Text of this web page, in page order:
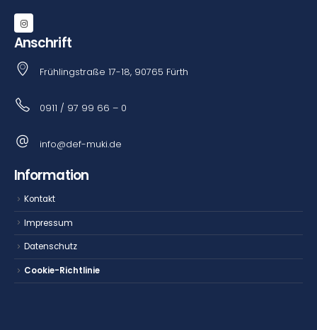
Anschrift
Frühlingstraße 17-18, 90765 Fürth
0911 / 97 99 66 – 0
info@def-muki.de
Information
Kontakt
Impressum
Datenschutz
Cookie-Richtlinie